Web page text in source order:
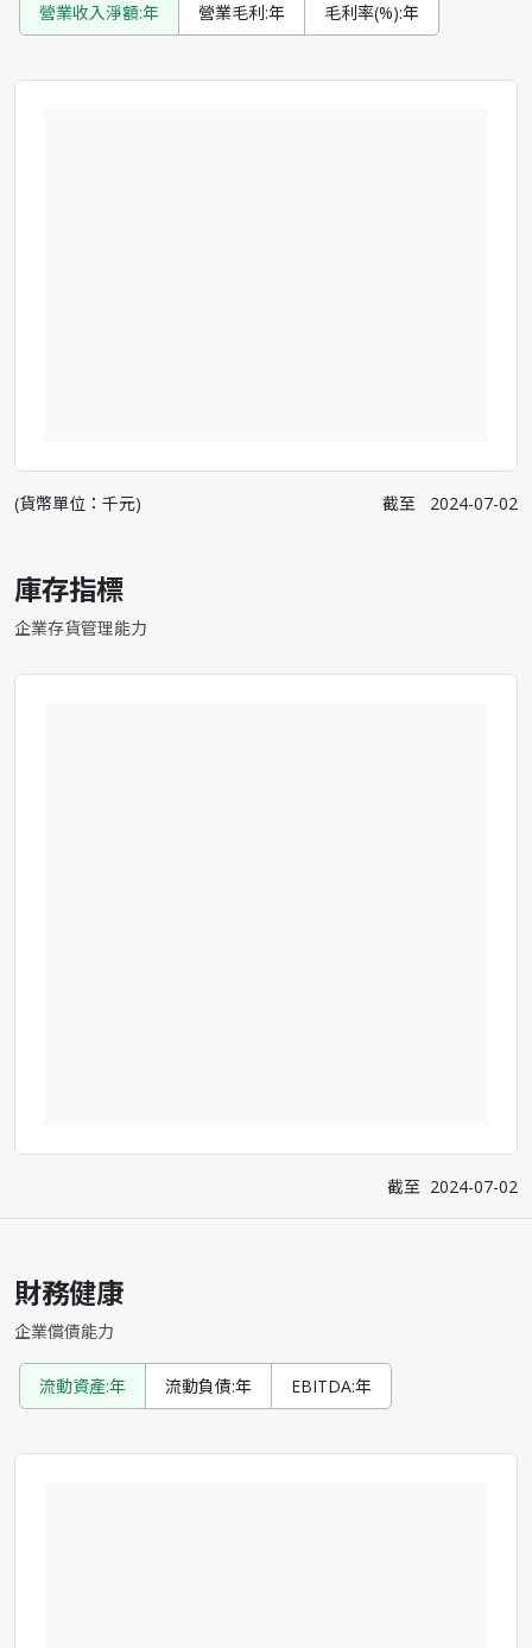
營業收入淨額:年 營業毛利:年 毛利率(%):年
(貨幣單位：千元) 截至 2024-07-02
庫存指標
企業存貨管理能力
截至 2024-07-02
財務健康
企業償債能力
流動資產:年 流動負債:年 EBITDA:年